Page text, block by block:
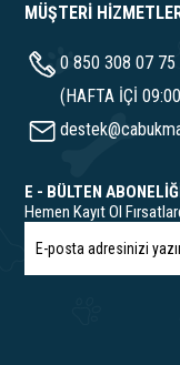
MÜŞTERİ
0 850 308 07 75
(HAFTA İÇİ
E - BÜLTEN
Hemen Kayıt Ol